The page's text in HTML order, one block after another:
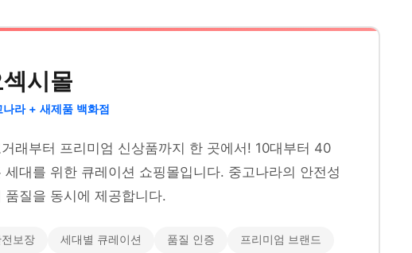
시몰
나라 + 새제품 백화점
래부터 프리미엄 신상품까지 한 곳에서! 10대부터 40
세대를 위한 큐레이션 쇼핑몰입니다. 중고나라의 안전성
품질을 동시에 제공합니다.
보장 세대별 큐레이션 품질 인증 프리미엄 브랜드